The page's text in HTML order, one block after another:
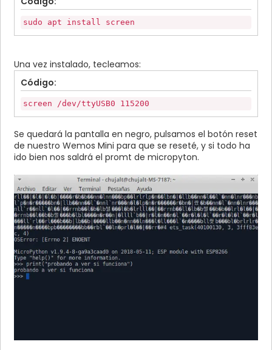
sudo apt install screen
Una vez instalado, tecleamos:
Código:
screen /dev/ttyUSB0 115200
Se quedará la pantalla en negro, pulsamos el botón reset
de nuestro Wemos Mini para que se reseté, y si todo ha
ido bien nos saldrá el promt de micropyton.